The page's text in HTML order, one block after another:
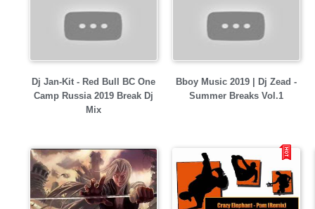
Dj Jan-Kit - Red Bull BC One
Camp Russia 2019 Break Dj
Mix
Bboy Music 2019 | Dj Zead -
Summer Breaks Vol.1